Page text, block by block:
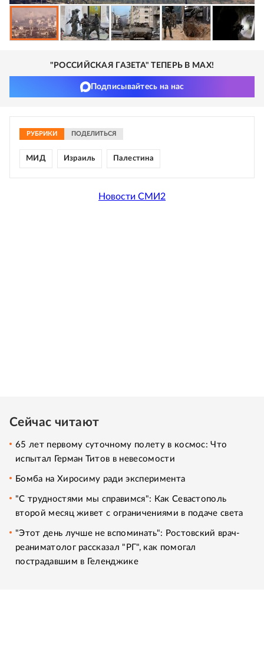
"РОССИЙСКАЯ ГАЗЕТА" ТЕПЕРЬ В MAX!
Подписывайтесь на нас
РУБРИКИ ПОДЕЛИТЬСЯ
МИД Израиль Палестина
Новости СМИ2
Сейчас читают
65 лет первому суточному полету в космос: Что
испытал Герман Титов в невесомости
Бомба на Хиросиму ради эксперимента
"С трудностями мы справимся": Как Севастополь
второй месяц живет с ограничениями в подаче света
"Этот день лучше не вспоминать": Ростовский врач-
реаниматолог рассказал "РГ", как помогал
пострадавшим в Геленджике